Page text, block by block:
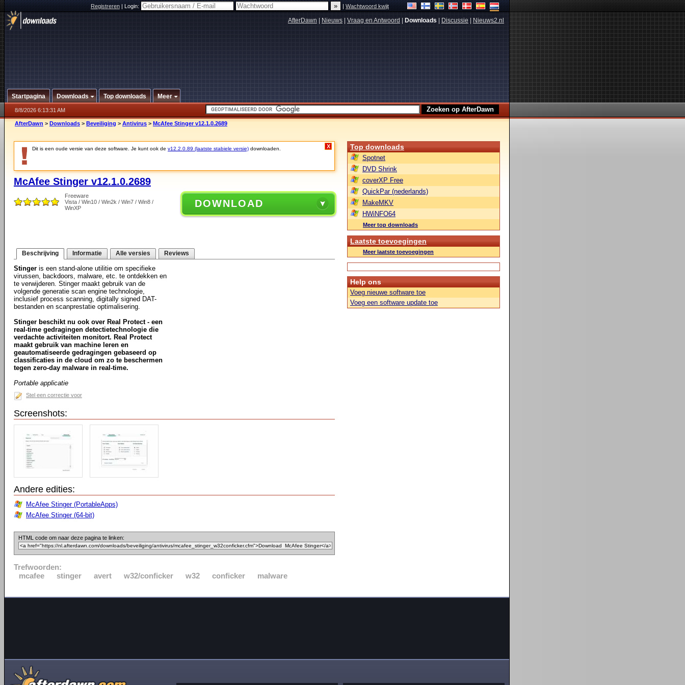
Registreren|Login: |Wachtwoord kwijt
AfterDawn Nieuws Vraag en Antwoord Downloads Discussie Nieuws2.nl
Startpagina Downloads Top downloads Meer
8/8/2026 6:13:31 AM
AfterDawn > Downloads > Beveiliging > Antivirus > McAfee Stinger v12.1.0.2689
Dit is een oude versie van deze software. Je kunt ook de v12.2.0.89 (laatste stabiele versie) downloaden. X
McAfee Stinger v12.1.0.2689
Freeware
Vista / Win10 / Win2k / Win7 / Win8 /
WinXP
DOWNLOAD
Beschrijving Informatie Alle versies Reviews
Stinger is een stand-alone utilitie om specifieke
virussen, backdoors, malware, etc. te ontdekken en
te verwijderen. Stinger maakt gebruik van de
volgende generatie scan engine technologie,
inclusief process scanning, digitally signed DAT-
bestanden en scanprestatie optimalisering.
Stinger beschikt nu ook over Real Protect - een
real-time gedragingen detectietechnologie die
verdachte activiteiten monitort. Real Protect
maakt gebruik van machine leren en
geautomatiseerde gedragingen gebaseerd op
classificaties in de cloud om zo te beschermen
tegen zero-day malware in real-time.
Portable applicatie
Stel een correctie voor
Screenshots:
Andere edities:
McAfee Stinger (PortableApps)
McAfee Stinger (64-bit)
HTML code om naar deze pagina te linken:
Trefwoorden:
mcafee
stinger avert w32/conficker w32 conficker malware
Top downloads
Spotnet
DVD Shrink
coverXP Free
QuickPar (nederlands)
MakeMKV
HWiNFO64
Meer top downloads
Laatste toevoegingen
Meer laatste toevoegingen
Help ons
Voeg nieuwe software toe
Voeg een software update toe